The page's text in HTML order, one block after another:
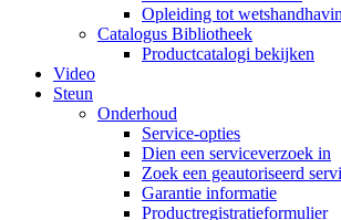
Opleiding tot
Catalogus Bibliotheek
Productcatalogi bekijken
Video
Steun
Onderhoud
Service-opties
Dien een serviceverzoek in
Zoek een geautoriseerd
Garantie informatie
Productregistratieformulier